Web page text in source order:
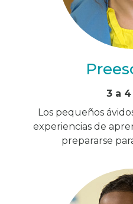
3 a
Los pequeños
experiencias de
prepararse